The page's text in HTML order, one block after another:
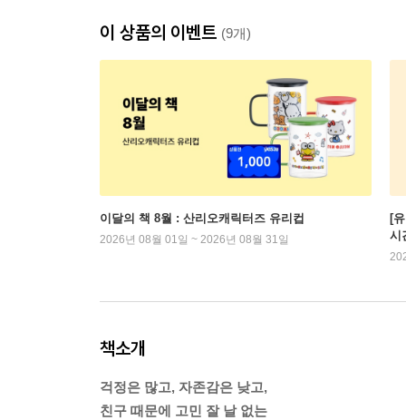
이 상품의 이벤트 (9개)
이달의 책 8월 : 산리오캐릭터즈 유리컵
2026년 08월 01일 ~ 2026년 08월 31일
[
시
책소개
걱정은 많고, 자존감은 낮고,
친구 때문에 고민 잘 날 없는